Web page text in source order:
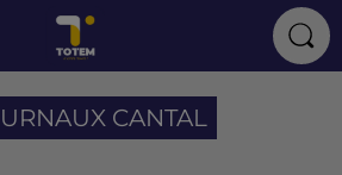
CANTAL